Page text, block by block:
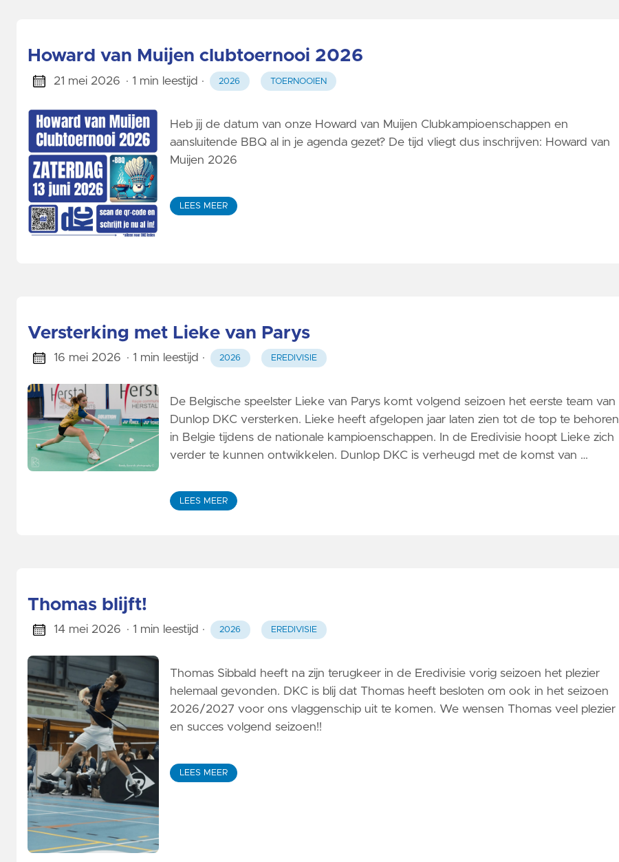
Howard van Muijen clubtoernooi 2026
21 mei 2026 · 1 min leestijd · 2026 TOERNOOIEN
Heb jij de datum van onze Howard van Muijen Clubkampioenschappen en
aansluitende BBQ al in je agenda gezet? De tijd vliegt dus inschrijven: Howard van
Muijen 2026
LEES MEER
Versterking met Lieke van Parys
16 mei 2026 · 1 min leestijd · 2026 EREDIVISIE
De Belgische speelster Lieke van Parys komt volgend seizoen het eerste team van
Dunlop DKC versterken. Lieke heeft afgelopen jaar laten zien tot de top te behoren
in Belgie tijdens de nationale kampioenschappen. In de Eredivisie hoopt Lieke zich
verder te kunnen ontwikkelen. Dunlop DKC is verheugd met de komst van …
LEES MEER
Thomas blijft!
14 mei 2026 · 1 min leestijd · 2026 EREDIVISIE
Thomas Sibbald heeft na zijn terugkeer in de Eredivisie vorig seizoen het plezier
helemaal gevonden. DKC is blij dat Thomas heeft besloten om ook in het seizoen
2026/2027 voor ons vlaggenschip uit te komen. We wensen Thomas veel plezier
en succes volgend seizoen!!
LEES MEER